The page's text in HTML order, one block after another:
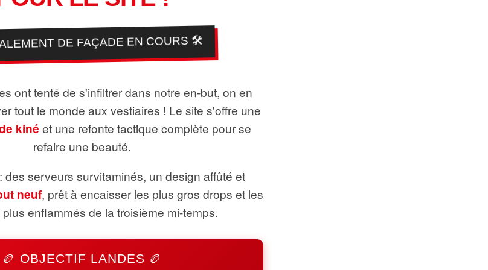
DE FAÇADE EN COURS 🛠️
ont tenté de s'infiltrer dans notre en-but, on en
tout le monde aux vestiaires ! Le site s'offre une
kiné et une refonte tactique complète pour se
refaire une beauté.
des serveurs survitaminés, un design affûté et
neuf, prêt à encaisser les plus gros drops et les
enflammés de la troisième mi-temps.
🏉 OBJECTIF LANDES 🏉